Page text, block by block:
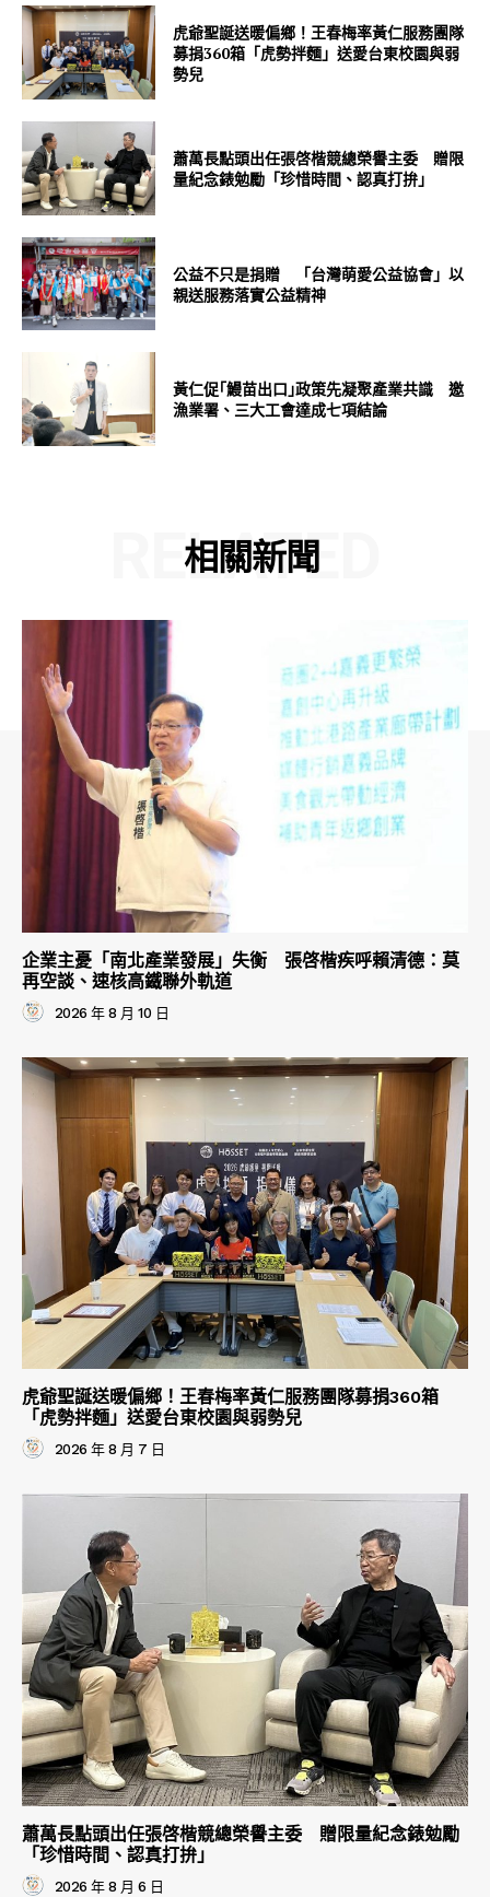
虎爺聖誕送暖偏鄉！王春梅率黃仁服務團隊
募捐360箱「虎勢拌麵」送愛台東校園與弱
勢兒
蕭萬長點頭出任張啓楷競總榮譽主委 贈限
量紀念錶勉勵「珍惜時間、認真打拚」
公益不只是捐贈 「台灣萌愛公益協會」以
親送服務落實公益精神
黃仁促｢鰻苗出口｣政策先凝聚產業共識 邀
漁業署、三大工會達成七項結論
相關新聞
RELATED
企業主憂「南北產業發展」失衡 張啓楷疾呼賴清德：莫
再空談、速核高鐵聯外軌道
2026 年 8 月 10 日
虎爺聖誕送暖偏鄉！王春梅率黃仁服務團隊募捐360箱
「虎勢拌麵」送愛台東校園與弱勢兒
2026 年 8 月 7 日
蕭萬長點頭出任張啓楷競總榮譽主委 贈限量紀念錶勉勵
「珍惜時間、認真打拚」
2026 年 8 月 6 日